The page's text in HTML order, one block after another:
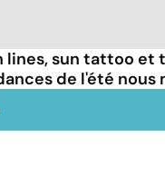
lines, sun tattoo et
de l'été